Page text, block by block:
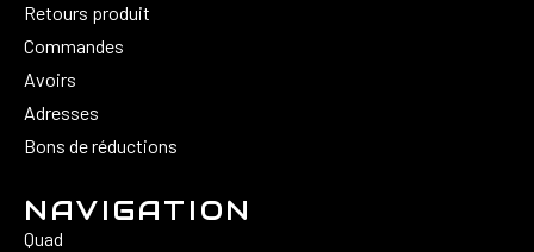
Retours produit
Commandes
Avoirs
Adresses
Bons de réductions
NAVIGATION
Quad